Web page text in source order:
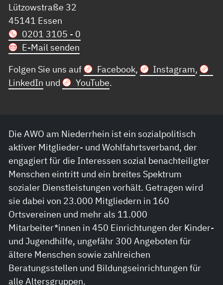
Lützowstraße 32
45141 Essen
0201 3105 - 0
E-Mail senden
Folgen Sie uns auf
Facebook, Instagram,
LinkedIn und YouTube.
Die AWO am Niederrhein ist ein sozialpolitisch
aktiver Mitglieder- und Wohlfahrtsverband, der
engagiert für die Interessen sozial benachteiligter
Menschen eintritt und ein breites Spektrum
sozialer Dienstleistungen vorhält. Getragen wird
sie dabei von 23.000 Mitgliedern in 160
Ortsvereinen und mehr als 11.000
Mitarbeiter*innen in 450 Einrichtungen der Kinder-
und Jugendhilfe, ungefähr 300 Angeboten für
ältere Menschen sowie zahlreichen
Beratungsstellen und Bildungseinrichtungen für
alle Altersgruppen.